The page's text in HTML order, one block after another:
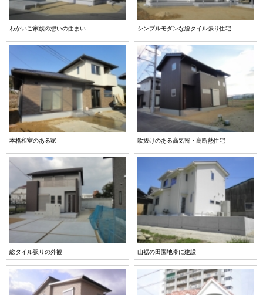
わかいご家族の憩いの住まい シンプルモダンな総タイル張り住宅
本格和室のある家 吹抜けのある高気密・高断熱住宅
総タイル張りの外観 山裾の田園地帯に建設